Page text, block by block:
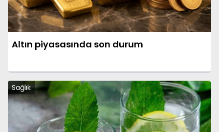
Altın piyasasında son durum
Sağlık